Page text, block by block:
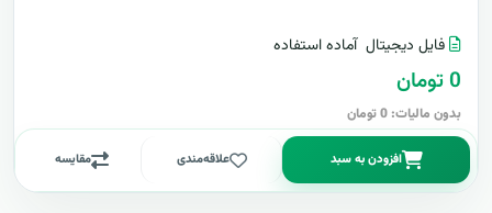
فایل دیجیتال آماده استفاده
0 تومان
بدون مالیات: 0 تومان
افزودن به سبد علاقه‌مندی مقایسه